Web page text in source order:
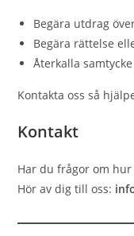
Begära utdrag
Begära rättelse
Återkalla
Kontakta oss så
Kontakt
Har du frågor om
Hör av dig till oss: